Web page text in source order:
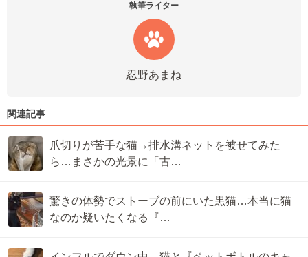
執筆ライター
忍野あまね
関連記事
爪切りが苦手な猫→排水溝ネットを被せてみた
ら…まさかの光景に「古…
驚きの体勢でストーブの前にいた黒猫…本当に猫
なのか疑いたくなる『…